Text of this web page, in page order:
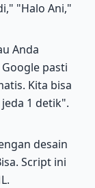
"Halo Ani,"
Anda
pasti
Kita bisa
1 detik".
desain
Script ini